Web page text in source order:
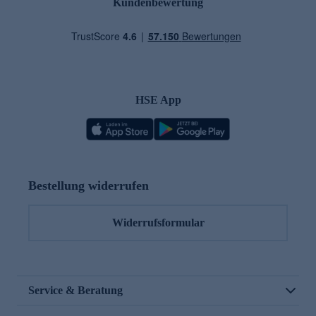
Kundenbewertung
HSE App
Bestellung widerrufen
Widerrufsformular
Service & Beratung